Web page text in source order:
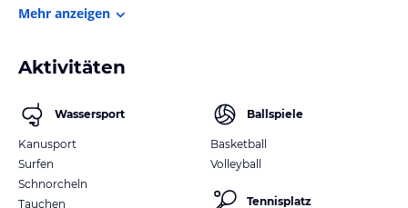
Mehr anzeigen
Aktivitäten
Wassersport
Kanusport
Surfen
Schnorcheln
Tauchen
Ballspiele
Basketball
Volleyball
Tennisplatz